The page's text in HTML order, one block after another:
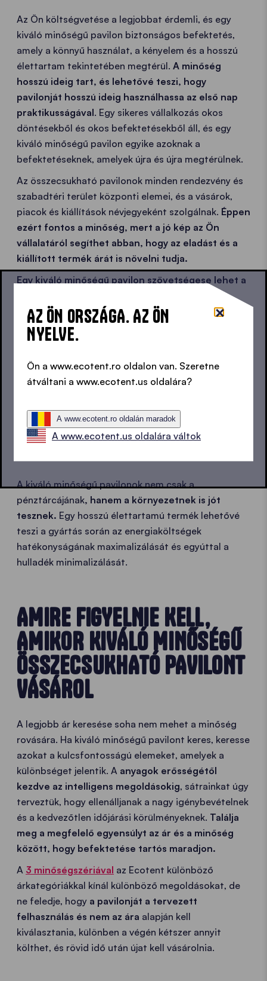
Az Ön költségvetése a legjobbat érdemli, és egy
kiváló minőségű pavilon biztonságos befektetés,
amely a könnyű használat, a kényelem és a hosszú
élettartam tekintetében megtérül. A minőség
hosszú ideig tart, és lehetővé teszi, hogy
pavilonját hosszú ideig használhassa az első nap
praktikusságával. Egy sikeres vállalkozás okos
döntésekből és okos befektetésekből áll, és egy
kiváló minőségű pavilon egyike azoknak a
befektetéseknek, amelyek újra és újra megtérülnek.
Az összecsukható pavilonok minden rendezvény és
szabadtéri terület központi elemei, és a vásárok,
piacok és kiállítások névjegyeként szolgálnak. Éppen
ezért fontos a minőség, mert a jó kép az Ön
vállalatáról segíthet abban, hogy az eladást és a
kiállított termék árát is növelni tudja.
Egy kiváló minőségű pavilon szövetségese lehet a
A BOLYGÓNKÉRT -A BOLYGÓNKÉRT -
A kiváló minőségű pavilonok nem csak a
pénztárcájának, hanem a környezetnek is jót
tesznek. Egy hosszú élettartamú termék lehetővé
teszi a gyártás során az energiaköltségek
hatékonyságának maximalizálását és egyúttal a
hulladék minimalizálását.
AMIRE FIGYELNIE KELL,
AMIKOR KIVÁLÓ MINŐSÉGŰ
ÖSSZECSUKHATÓ PAVILONT
VÁSÁROL
A legjobb ár keresése soha nem mehet a minőség
rovására. Ha kiváló minőségű pavilont keres, keresse
azokat a kulcsfontosságú elemeket, amelyek a
különbséget jelentik. A anyagok erősségétől
kezdve az intelligens megoldásokig, sátrainkat úgy
terveztük, hogy ellenálljanak a nagy igénybevételnek
és a kedvezőtlen időjárási körülményeknek. Találja
meg a megfelelő egyensúlyt az ár és a minőség
között, hogy befektetése tartós maradjon.
A 3 minőségszériával az Ecotent különböző
árkategóriákkal kínál különböző megoldásokat, de
ne feledje, hogy a pavilonját a tervezett
felhasználás és nem az ára alapján kell
kiválasztania, különben a végén kétszer annyit
költhet, és rövid idő után újat kell vásárolnia.
AZ ÖN ORSZÁGA. AZ ÖN
NYELVE.
Ön a www.ecotent.ro oldalon van. Szeretne
átváltani a www.ecotent.us oldalára?
A www.ecotent.ro oldalán maradok
A www.ecotent.us oldalára váltok